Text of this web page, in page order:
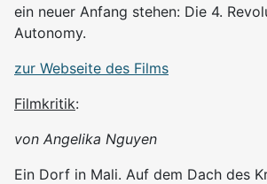
ein neuer Anfang stehen: Die 4.
Autonomy.
zur Webseite des Films
Filmkritik:
von Angelika Nguyen
Ein Dorf in Mali. Auf dem Dach des